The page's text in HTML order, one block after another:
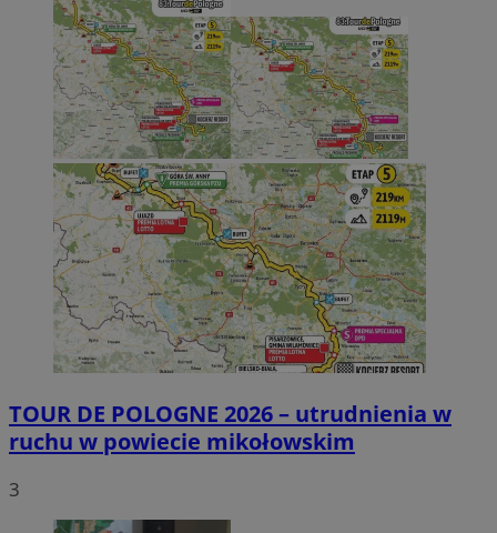
TOUR DE POLOGNE 2026 – utrudnienia w
ruchu w powiecie mikołowskim
3